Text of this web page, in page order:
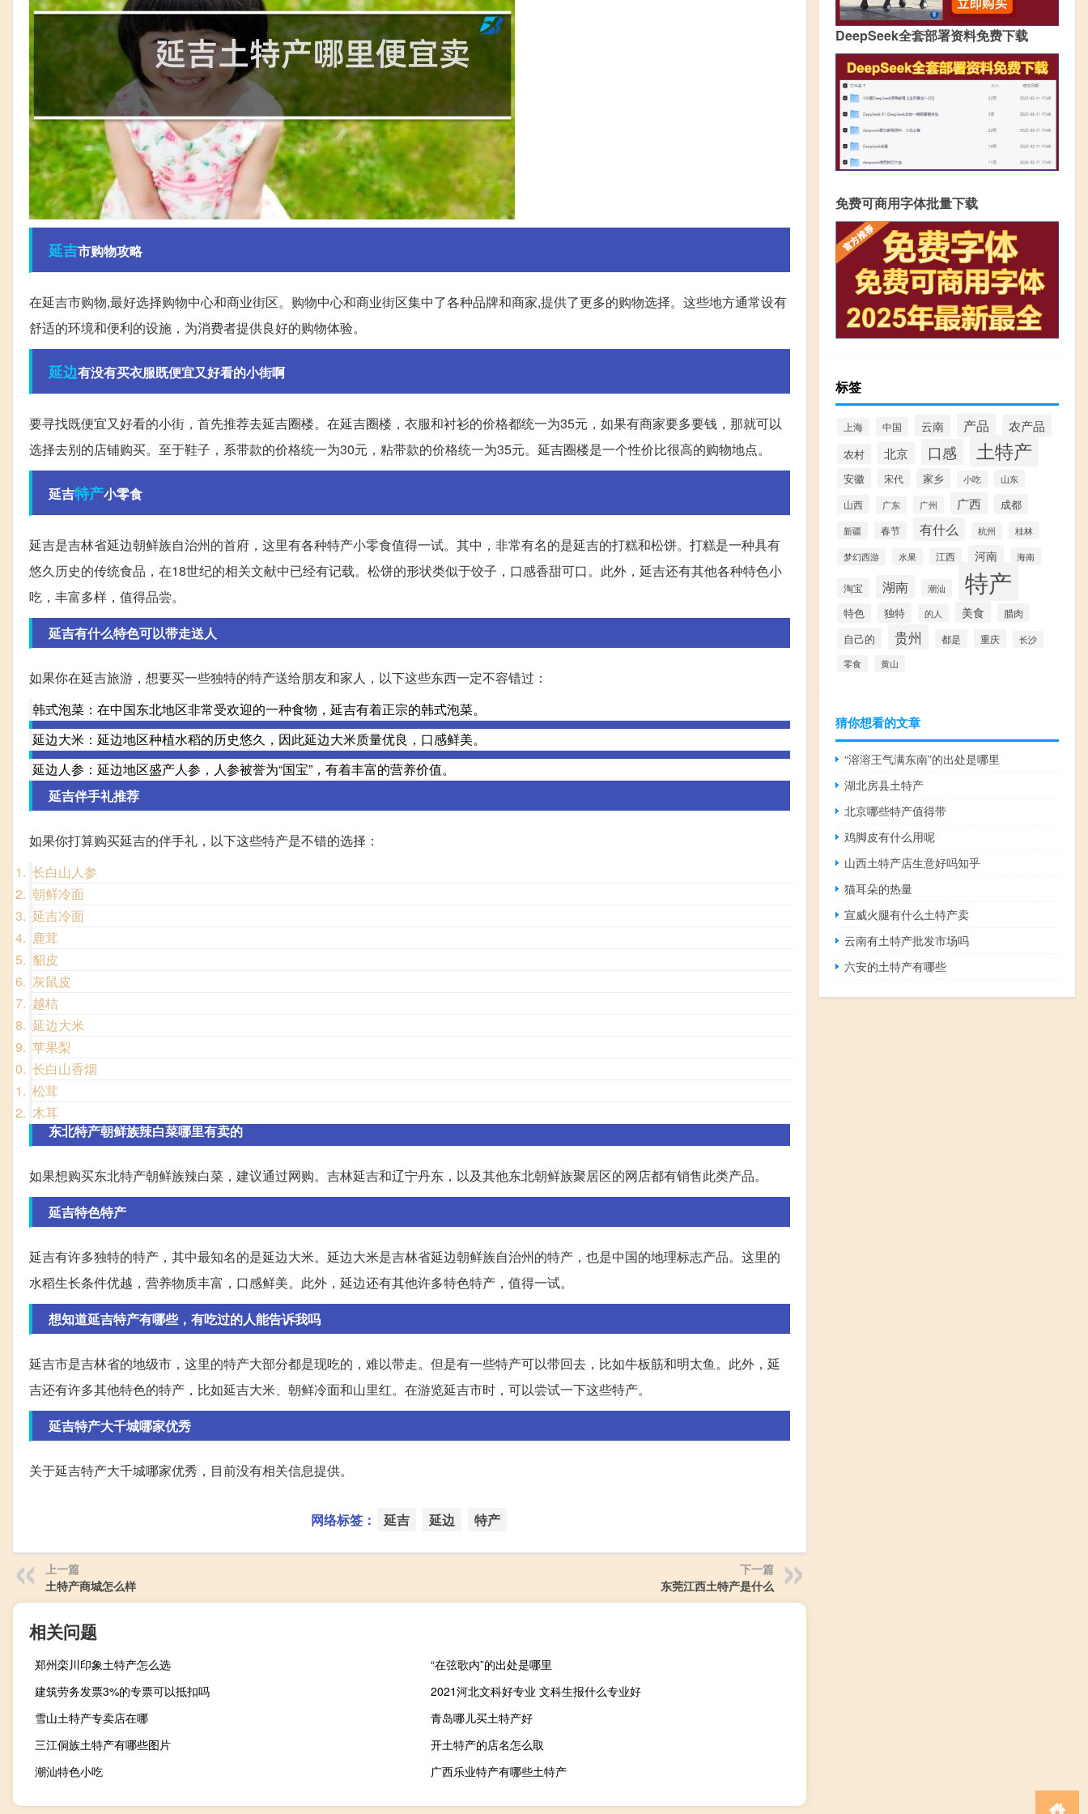
延吉市购物攻略
在延吉市购物,最好选择购物中心和商业街区。购物中心和商业街区集中了各种品牌和商家,提供了更多的购物选择。这些地方通常设有
舒适的环境和便利的设施，为消费者提供良好的购物体验。
延边有没有买衣服既便宜又好看的小街啊
要寻找既便宜又好看的小街，首先推荐去延吉圈楼。在延吉圈楼，衣服和衬衫的价格都统一为35元，如果有商家要多要钱，那就可以
选择去别的店铺购买。至于鞋子，系带款的价格统一为30元，粘带款的价格统一为35元。延吉圈楼是一个性价比很高的购物地点。
延吉特产小零食
延吉是吉林省延边朝鲜族自治州的首府，这里有各种特产小零食值得一试。其中，非常有名的是延吉的打糕和松饼。打糕是一种具有
悠久历史的传统食品，在18世纪的相关文献中已经有记载。松饼的形状类似于饺子，口感香甜可口。此外，延吉还有其他各种特色小
吃，丰富多样，值得品尝。
延吉有什么特色可以带走送人
如果你在延吉旅游，想要买一些独特的特产送给朋友和家人，以下这些东西一定不容错过：
韩式泡菜：在中国东北地区非常受欢迎的一种食物，延吉有着正宗的韩式泡菜。
延边大米：延边地区种植水稻的历史悠久，因此延边大米质量优良，口感鲜美。
延边人参：延边地区盛产人参，人参被誉为“国宝”，有着丰富的营养价值。
延吉伴手礼推荐
如果你打算购买延吉的伴手礼，以下这些特产是不错的选择：
长白山人参
朝鲜冷面
延吉冷面
鹿茸
貂皮
灰鼠皮
越桔
延边大米
苹果梨
长白山香烟
松茸
木耳
东北特产朝鲜族辣白菜哪里有卖的
如果想购买东北特产朝鲜族辣白菜，建议通过网购。吉林延吉和辽宁丹东，以及其他东北朝鲜族聚居区的网店都有销售此类产品。
延吉特色特产
延吉有许多独特的特产，其中最知名的是延边大米。延边大米是吉林省延边朝鲜族自治州的特产，也是中国的地理标志产品。这里的
水稻生长条件优越，营养物质丰富，口感鲜美。此外，延边还有其他许多特色特产，值得一试。
想知道延吉特产有哪些，有吃过的人能告诉我吗
延吉市是吉林省的地级市，这里的特产大部分都是现吃的，难以带走。但是有一些特产可以带回去，比如牛板筋和明太鱼。此外，延
吉还有许多其他特色的特产，比如延吉大米、朝鲜冷面和山里红。在游览延吉市时，可以尝试一下这些特产。
延吉特产大千城哪家优秀
关于延吉特产大千城哪家优秀，目前没有相关信息提供。
网络标签： 延吉 延边 特产
上一篇
土特产商城怎么样
下一篇
东莞江西土特产是什么
相关问题
郑州栾川印象土特产怎么选
“在弦歌内”的出处是哪里
建筑劳务发票3%的专票可以抵扣吗
2021河北文科好专业 文科生报什么专业好
雪山土特产专卖店在哪
青岛哪儿买土特产好
三江侗族土特产有哪些图片
开土特产的店名怎么取
潮汕特色小吃
广西乐业特产有哪些土特产
DeepSeek全套部署资料免费下载
免费可商用字体批量下载
标签
上海 中国 云南 产品 农产品
农村 北京 口感 土特产
安徽 宋代 家乡 小吃 山东
山西 广东 广州 广西 成都
新疆 春节 有什么 杭州 桂林
梦幻西游 水果 江西 河南 海南
淘宝 湖南 潮汕 特产
特色 独特 的人 美食 腊肉
自己的 贵州 都是 重庆
长沙
零食
黄山
猜你想看的文章
“溶溶王气满东南”的出处是哪里
湖北房县土特产
北京哪些特产值得带
鸡脚皮有什么用呢
山西土特产店生意好吗知乎
猫耳朵的热量
宣威火腿有什么土特产卖
云南有土特产批发市场吗
六安的土特产有哪些